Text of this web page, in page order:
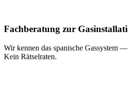
Fachberatung zur
Wir kennen das spanische Gassystem
Kein Rätselraten.